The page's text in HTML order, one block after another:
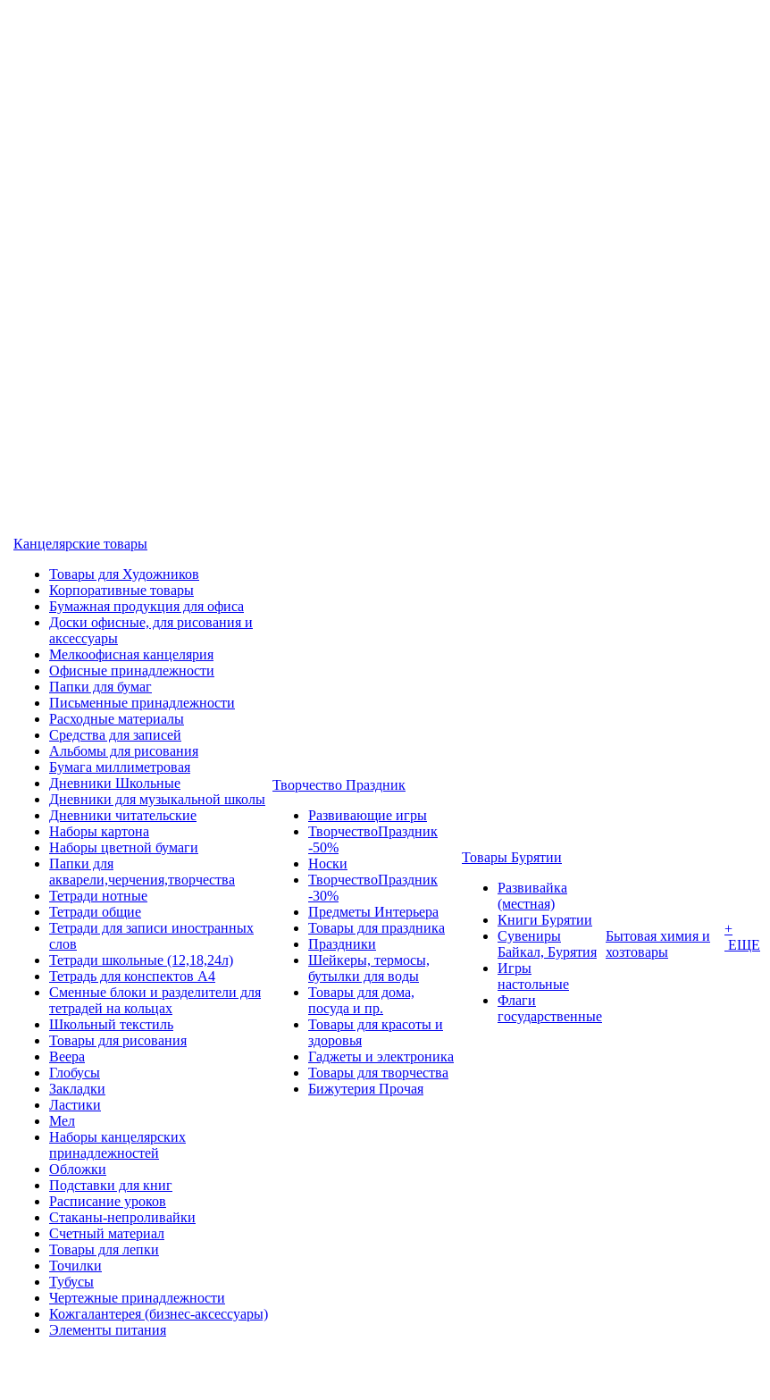
Канцелярские товары
Товары для Художников
Корпоративные товары
Бумажная продукция для офиса
Доски офисные, для рисования и
аксессуары
Мелкоофисная канцелярия
Офисные принадлежности
Папки для бумаг
Письменные принадлежности
Расходные материалы
Средства для записей
Альбомы для рисования
Бумага миллиметровая
Дневники Школьные
Дневники для музыкальной школы
Дневники читательские
Наборы картона
Наборы цветной бумаги
Папки для
акварели,черчения,творчества
Тетради нотные
Тетради общие
Тетради для записи иностранных
слов
Тетради школьные (12,18,24л)
Тетрадь для конспектов А4
Сменные блоки и разделители для
тетрадей на кольцах
Школьный текстиль
Товары для рисования
Веера
Глобусы
Закладки
Ластики
Мел
Наборы канцелярских
принадлежностей
Обложки
Подставки для книг
Расписание уроков
Стаканы-непроливайки
Счетный материал
Товары для лепки
Точилки
Тубусы
Чертежные принадлежности
Кожгалантерея (бизнес-аксессуары)
Элементы питания
Творчество Праздник
Развивающие игры
ТворчествоПраздник
-50%
Носки
ТворчествоПраздник
-30%
Предметы Интерьера
Товары для праздника
Праздники
Шейкеры, термосы,
бутылки для воды
Товары для дома,
посуда и пр.
Товары для красоты и
здоровья
Гаджеты и электроника
Товары для творчества
Бижутерия Прочая
Товары Бурятии
Развивайка
(местная)
Книги Бурятии
Сувениры
Байкал, Бурятия
Игры
настольные
Флаги
государственные
Бытовая химия и
хозтовары
+
ЕЩЕ